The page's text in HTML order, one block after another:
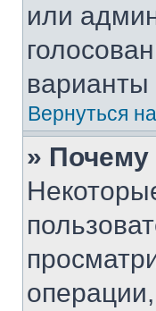
или
варианты
Вернуться
»